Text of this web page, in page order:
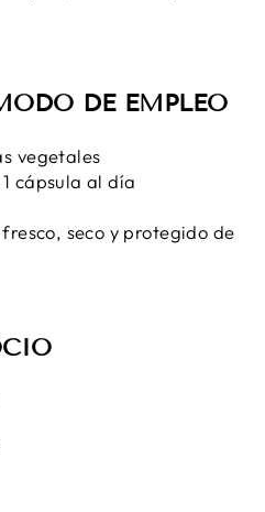
DE EMPLEO
vegetales
1 cápsula al día
seco y protegido de